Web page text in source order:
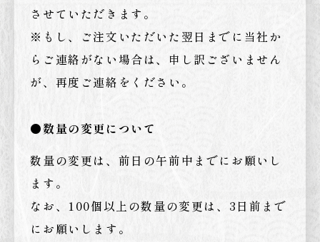
させていただきます。
※もし、ご注文いただいた翌日までに当社か
らご連絡がない場合は、申し訳ございません
が、再度ご連絡をください。
●数量の変更について
数量の変更は、前日の午前中までにお願いし
ます。
なお、100個以上の数量の変更は、3日前まで
にお願いします。